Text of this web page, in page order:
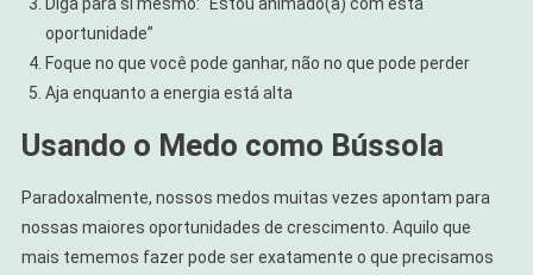
oportunidade”
Foque no que você pode ganhar, não no que pode perder
Aja enquanto a energia está alta
Usando o Medo como Bússola
Paradoxalmente, nossos medos muitas vezes apontam para
nossas maiores oportunidades de crescimento. Aquilo que
mais tememos fazer pode ser exatamente o que precisamos